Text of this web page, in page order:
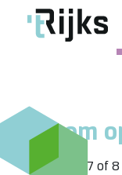
Welkom
Zit jij in groep 7 of